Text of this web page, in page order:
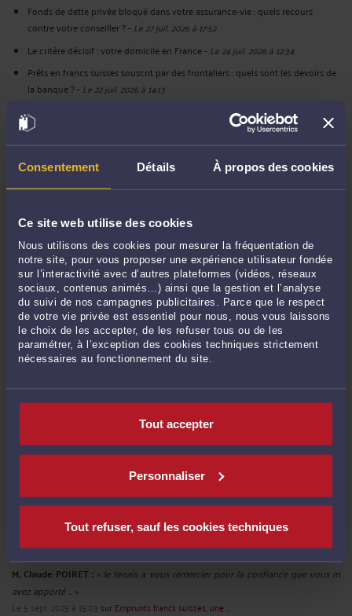
Consentement Détails À propos des cookies
Ce site web utilise des cookies
Nous utilisons des cookies pour mesurer la fréquentation de
notre site, pour vous proposer une expérience utilisateur fondée
sur l’interactivité avec d’autres plateformes (vidéos, réseaux
sociaux, contenus animés…) ainsi que la gestion et l’analyse
du suivi de nos campagnes publicitaires. Parce que le respect
de votre vie privée est essentiel pour nous, nous vous laissons
le choix de les accepter, de les refuser tous ou de les
paramétrer, à l’exception des cookies techniques strictement
nécessaires au fonctionnement du site.
Tout accepter
Personnaliser
Tout refuser, sauf les cookies techniques
Fonds de dette privée bloqué dans votre assurance-vie : quels recours
contre votre conseiller ?- Le 27 juil. 2026 à 17:52
Le critère décisif : votre domicile en France- Le 24 juil. 2026 à 12:34
Prêts en francs suisses souscrit par des frontaliers : quels sont les devoirs de
la banque ?- Le 22 juil. 2026 à 14:13
Nullité des prêts en francs suisses: Prêt in fine adossé à une assurance-vie
Le 2 juil. 2026 à 16:23
Argent bloqué au Liban: La clause qui vous renvoie à Beyrouth est-elle
vraiment opposable ?
Le 2 juil. 2026 à 13:59
Avoirs bloqués au Liban : vous pouvez agir depuis la France-Le 29 juin 2026
Divorce et prêt en francs suisses : qui peut agir et comment ?
2026 à 13:13
La déchéance du terme : comprendre et contester-Le 29 juin 2026 à 13:05
Voir toutes ses publications
Derniers commentaires
Renard :« J'ai investi effectivement dans ce montage Nov Accès en Martinique, ...
NOV'ACCES, un montage de ...
jamesbond :« Thanks for sharing a detailed guide, I would recommend you to
avez apporté ... »
Le 5 sept. 2025 à 15:05surEmprunts francs suisses, une ...
M. Claude POIRET : « Je tenais a vous remercier pour la confiance que vous m
avez apporté ... »
Le 5 sept. 2025 à 15:03 sur Emprunts francs suisses, une ...